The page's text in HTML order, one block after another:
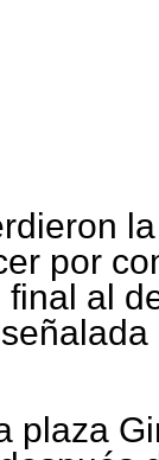
por
al
plaza